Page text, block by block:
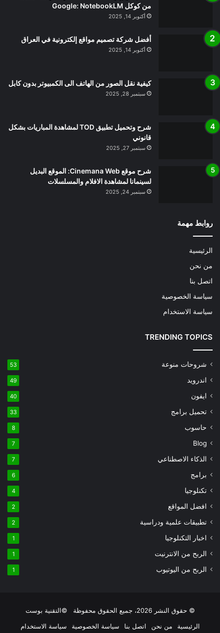
من كوكل Google: NotebookLM
أكتوبر 14, 2025
أفضل شركة تصميم مواقع إلكترونية في العراق
أكتوبر 14, 2025
كيفية نقل الصور من الهاتف الى الكمبيوتر بدون كابل
سبتمبر 28, 2025
شرح وتحميل تطبيق TOD لمشاهدة المباريات بشكل
قانوني
سبتمبر 27, 2025
شرح موقع Cinemana Web: الموقع البديل
لسينمانا لمشاهدة الافلام والمسلسلات
سبتمبر 24, 2025
روابط مهمة
الرئيسية
من نحن
اتصل بنا
سياسة الخصوصية
سياسة الاستخدام
TRENDING TOPICS
شروحات منوعة 53
اندرويد 49
ايفون 40
تحميل برامج 33
حاسوب 8
Blog
7
الذكاء الاصطناعي 7
برامج 6
تكنلوجيا 4
افضل المواقع 2
تطبيقات علمية ودراسية 2
اخبار التكنلوجيا 1
الربح من الانترنيت 1
الربح من اليوتيوب 1
© حقوق النشر 2026، جميع الحقوق محفوظة ©التقنية بوست
الرئيسية
من نحن اتصل بنا سياسة الخصوصية سياسة الاستخدام